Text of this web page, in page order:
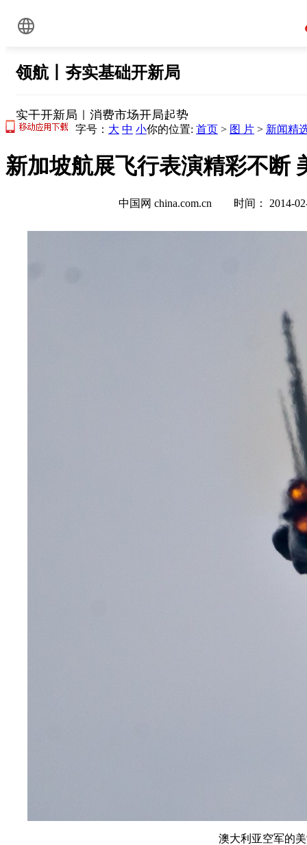
字号： 大 中 小你的位置: 首页 > 图 片 > 新闻精
新加坡航展飞行表演精彩不断
中国网 china.com.cn 时间：
澳大利亚空军的美